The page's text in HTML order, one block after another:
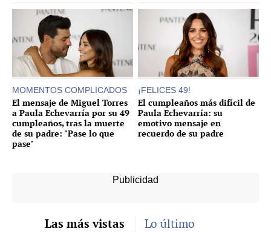
MOMENTOS COMPLICADOS
El mensaje de Miguel Torres
a Paula Echevarría por su 49
cumpleaños, tras la muerte
de su padre: "Pase lo que
pase"
¡FELICES 49!
El cumpleaños más difícil de
Paula Echevarría: su
emotivo mensaje en
recuerdo de su padre
Las más vistas Lo último